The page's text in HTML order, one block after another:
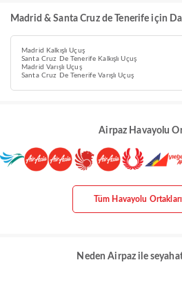
Madrid & Santa Cruz de Tenerife için
Madrid Kalkışlı Uçuş
Santa Cruz De Tenerife Kalkışlı Uçuş
Madrid Varışlı Uçuş
Santa Cruz De Tenerife Varışlı Uçuş
Airpaz Havayolu
Tüm Havayolu
Neden Airpaz ile